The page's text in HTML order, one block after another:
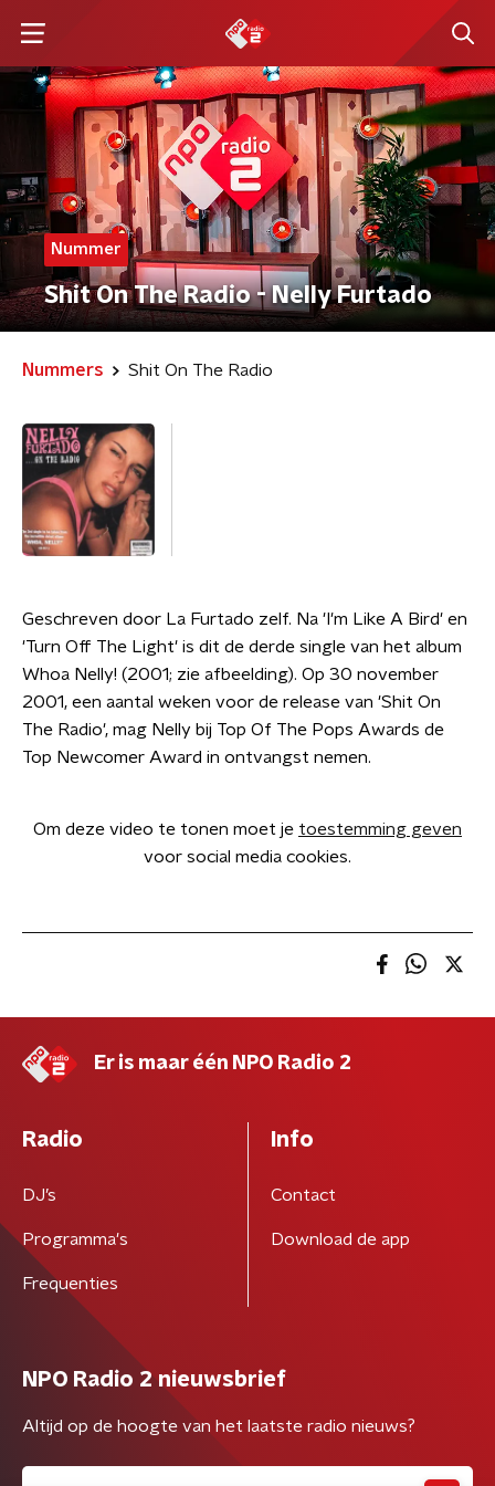
Nummer
Shit On The Radio - Nelly Furtado
Nummers Shit On The Radio
Geschreven door La Furtado zelf. Na 'I'm Like A Bird' en
'Turn Off The Light' is dit de derde single van het album
Whoa Nelly! (2001; zie afbeelding). Op 30 november
2001, een aantal weken voor de release van 'Shit On
The Radio', mag Nelly bij Top Of The Pops Awards de
Top Newcomer Award in ontvangst nemen.
Om deze video te tonen moet je toestemming geven
voor social media cookies.
Er is maar één NPO Radio 2
Radio
DJ’s
Programma's
Frequenties
Info
Contact
Download de app
NPO Radio 2 nieuwsbrief
Altijd op de hoogte van het laatste radio nieuws?